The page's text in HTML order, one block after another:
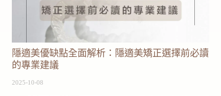
隱適美優缺點全面解析：隱適美矯正選擇前必讀
的專業建議
2025-10-08